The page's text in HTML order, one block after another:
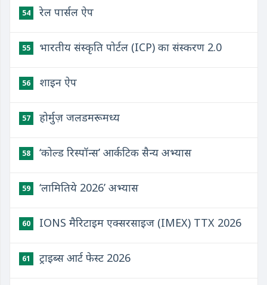
54 रेल पार्सल ऐप
55 भारतीय संस्कृति पोर्टल (ICP) का संस्करण 2.0
56 शाइन ऐप
57 होर्मुज़ जलडमरूमध्य
58 ‘कोल्ड रिस्पॉन्स’ आर्कटिक सैन्य अभ्यास
59 ‘लामितिये 2026’ अभ्यास
60 IONS मैरिटाइम एक्सरसाइज (IMEX) TTX 2026
61 ट्राइब्स आर्ट फेस्ट 2026